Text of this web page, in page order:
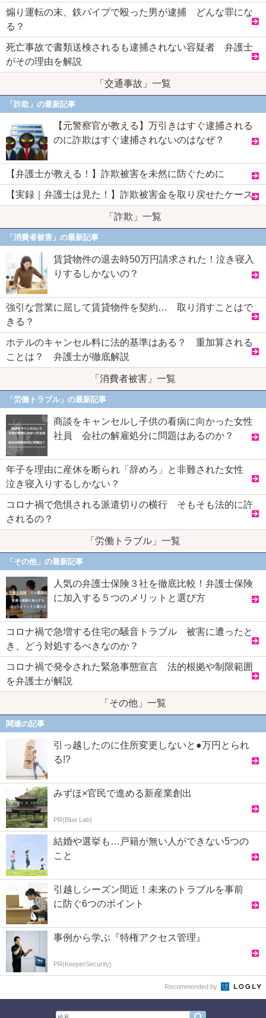
煽り運転の末、鉄パイプで殴った男が逮捕 どんな罪にな
る？
死亡事故で書類送検されるも逮捕されない容疑者 弁護士
がその理由を解説
「交通事故」一覧
「詐欺」の最新記事
【元警察官が教える】万引きはすぐ逮捕される
のに詐欺はすぐ逮捕されないのはなぜ？
【弁護士が教える！】詐欺被害を未然に防ぐために
【実録｜弁護士は見た！】詐欺被害金を取り戻せたケース
「詐欺」一覧
「消費者被害」の最新記事
賃貸物件の退去時50万円請求された！泣き寝入
りするしかないの？
強引な営業に屈して賃貸物件を契約… 取り消すことはで
きる？
ホテルのキャンセル料に法的基準はある？ 重加算される
ことは？ 弁護士が徹底解説
「消費者被害」一覧
「労働トラブル」の最新記事
商談をキャンセルし子供の看病に向かった女性
社員 会社の解雇処分に問題はあるのか？
年子を理由に産休を断られ「辞めろ」と非難された女性
泣き寝入りするしかない？
コロナ禍で危惧される派遣切りの横行 そもそも法的に許
されるの？
「労働トラブル」一覧
「その他」の最新記事
人気の弁護士保険３社を徹底比較！弁護士保険
に加入する５つのメリットと選び方
コロナ禍で急増する住宅の騒音トラブル 被害に遭ったと
き、どう対処するべきなのか？
コロナ禍で発令された緊急事態宣言 法的根拠や制限範囲
を弁護士が解説
「その他」一覧
関連の記事
引っ越したのに住所変更しないと●万円とられ
る!?
みずほ×官民で進める新産業創出
PR(Blue Lab)
結婚や選挙も…戸籍が無い人ができない5つの
こと
引越しシーズン間近！未来のトラブルを事前
に防ぐ6つのポイント
事例から学ぶ『特権アクセス管理』
PR(KeeperSecurity)
Recommended by